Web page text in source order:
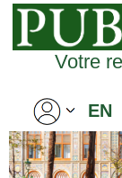
Votre
EN